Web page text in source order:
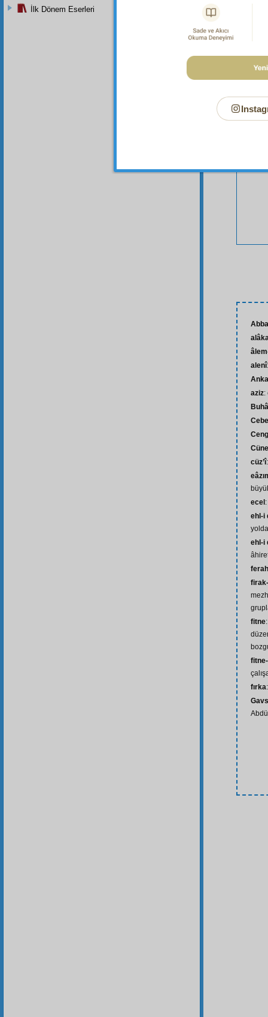
alenî
aziz:
cüz’î
ecel
ehl-i
ehl-i
fitne
fırka
İlk Dönem Eserleri